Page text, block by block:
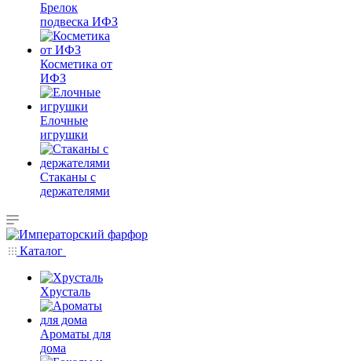
Брелок
подвеска ИФЗ
Косметика от
ИФЗ
Елочные
игрушки
Стаканы с
держателями
Каталог
Хрусталь
Ароматы для
дома